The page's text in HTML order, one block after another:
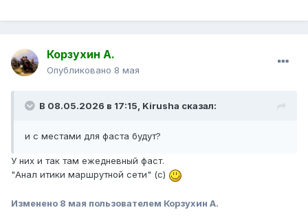
Корзухин А.
Опубликовано 8 мая
В 08.05.2026 в 17:15, Kirusha сказал:
и с местами для фаста будут?
У них и так там ежедневный фаст.
"Анал итики маршрутной сети" (с)
Изменено 8 мая пользователем Корзухин А.